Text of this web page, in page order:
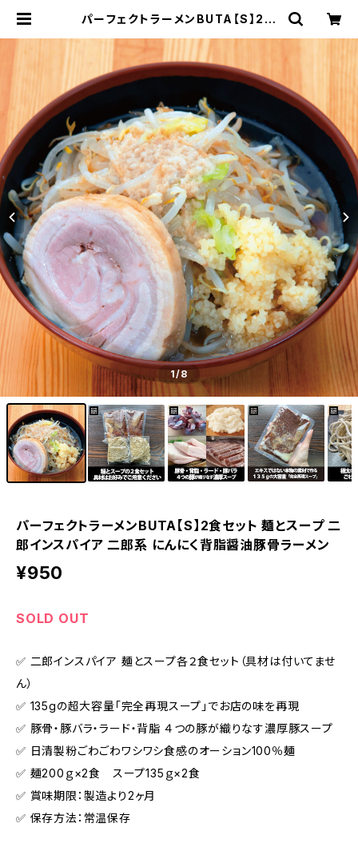
パーフェクトラーメンBUTA【S】2食
二郎系 にんにく背脂醤油豚骨ラーメ
ン | 会津ブランド館 EC shop
1/8
パーフェクトラーメンBUTA【S】2食セット 麺とスープ 二
郎インスパイア 二郎系 にんにく背脂醤油豚骨ラーメン
¥950
SOLD OUT
✅ 二郎インスパイア 麺とスープ各２食セット（具材は付いてませ
ん）
✅ 135gの超大容量「完全再現スープ」でお店の味を再現
✅ 豚骨・豚バラ・ラード・背脂 ４つの豚が織りなす濃厚豚スープ
✅ 日清製粉ごわごわワシワシ食感のオーション100％麺
✅ 麺200ｇ×2食 スープ135ｇ×2食
✅ 賞味期限：製造より2ヶ月
✅ 保存方法：常温保存